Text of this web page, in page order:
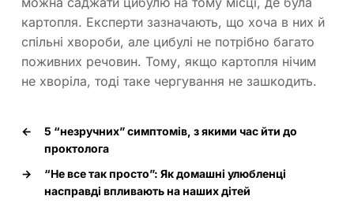
картопля. Експерти зазначають, що хоча в них й
спільні хвороби, але цибулі не потрібно багато
поживних речовин. Тому, якщо картопля нічим
не хворіла, тоді таке чергування не зашкодить.
←
5 “незручних” симптомів, з якими час йти до
проктолога
→
“Не все так просто”: Як домашні улюбленці
насправді впливають на наших дітей